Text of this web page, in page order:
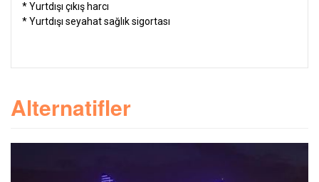
* Yurtdışı çıkış harcı
* Yurtdışı seyahat sağlık sigortası
Alternatifler